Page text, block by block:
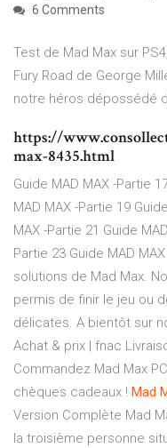
6 Comments
Test de Mad Max sur
Fury Road de George
notre héros dépossédé
https://
max-8435.html
Guide MAD MAX -Partie
MAD MAX -Partie 19
MAX -Partie 21 Guide
Partie 23 Guide MAD
solutions de Mad Max.
permis de finir le jeu ou
délicates. A bientôt sur
Achat & prix | fnac
Commandez Mad Max
chèques cadeaux ! Mad
Version Complète Mad
la troisième personne